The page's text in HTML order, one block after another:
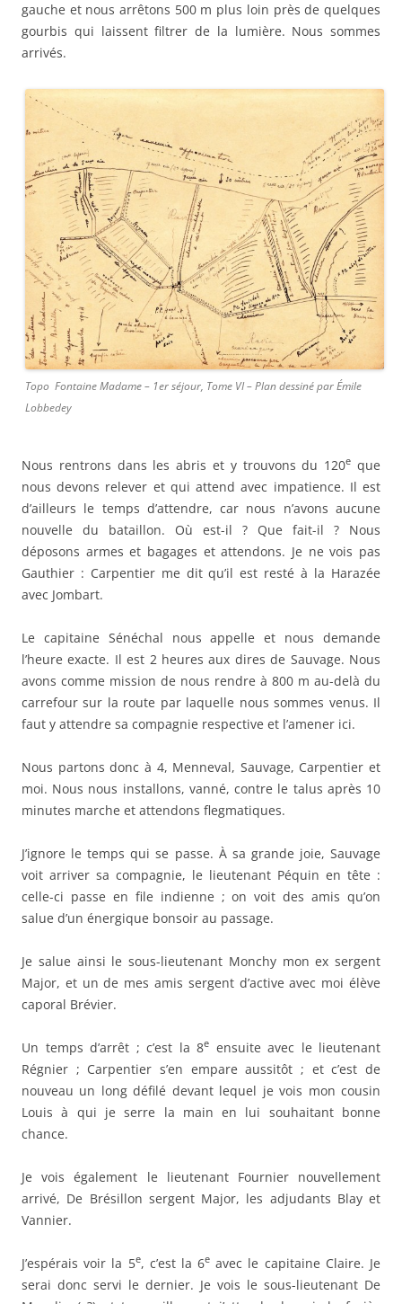
gauche et nous arrêtons 500 m plus loin près de quelques
gourbis qui laissent filtrer de la lumière. Nous sommes
arrivés.
Topo Fontaine Madame – 1er séjour, Tome VI – Plan dessiné par Émile
Lobbedey
Nous rentrons dans les abris et y trouvons du 120e que
nous devons relever et qui attend avec impatience. Il est
d’ailleurs le temps d’attendre, car nous n’avons aucune
nouvelle du bataillon. Où est-il ? Que fait-il ? Nous
déposons armes et bagages et attendons. Je ne vois pas
Gauthier : Carpentier me dit qu’il est resté à la Harazée
avec Jombart.
Le capitaine Sénéchal nous appelle et nous demande
l’heure exacte. Il est 2 heures aux dires de Sauvage. Nous
avons comme mission de nous rendre à 800 m au-delà du
carrefour sur la route par laquelle nous sommes venus. Il
faut y attendre sa compagnie respective et l’amener ici.
Nous partons donc à 4, Menneval, Sauvage, Carpentier et
moi. Nous nous installons, vanné, contre le talus après 10
minutes marche et attendons flegmatiques.
J’ignore le temps qui se passe. À sa grande joie, Sauvage
voit arriver sa compagnie, le lieutenant Péquin en tête :
celle-ci passe en file indienne ; on voit des amis qu’on
salue d’un énergique bonsoir au passage.
Je salue ainsi le sous-lieutenant Monchy mon ex sergent
Major, et un de mes amis sergent d’active avec moi élève
caporal Brévier.
Un temps d’arrêt ; c’est la 8e ensuite avec le lieutenant
Régnier ; Carpentier s’en empare aussitôt ; et c’est de
nouveau un long défilé devant lequel je vois mon cousin
Louis à qui je serre la main en lui souhaitant bonne
chance.
Je vois également le lieutenant Fournier nouvellement
arrivé, De Brésillon sergent Major, les adjudants Blay et
Vannier.
J’espérais voir la 5e, c’est la 6e avec le capitaine Claire. Je
serai donc servi le dernier. Je vois le sous-lieutenant De